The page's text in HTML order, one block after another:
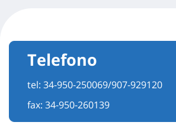
Telefono
tel: 34-950-250069/907-929120
fax: 34-950-260139